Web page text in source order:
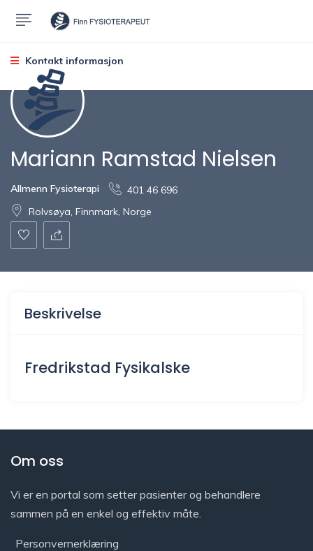
Kontakt informasjon
Mariann Ramstad Nielsen
Allmenn Fysioterapi
401 46 696
Rolvsøya, Finnmark, Norge
Beskrivelse
Fredrikstad Fysikalske
Om oss
Vi er en portal som setter pasienter og behandlere
sammen på en enkel og effektiv måte.
Personvernerklæring